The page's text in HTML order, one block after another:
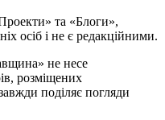
та «Блоги»,
осіб і не є редакційними.
не несе
розміщених
поділяє погляди